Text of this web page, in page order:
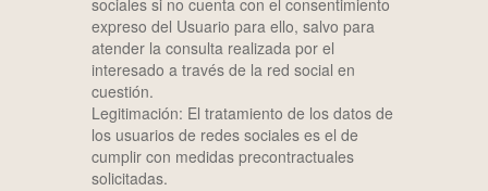
sociales si no cuenta con el consentimiento
expreso del Usuario para ello, salvo para
atender la consulta realizada por el
interesado a través de la red social en
cuestión.
Legitimación: El tratamiento de los datos de
los usuarios de redes sociales es el de
cumplir con medidas precontractuales
solicitadas.